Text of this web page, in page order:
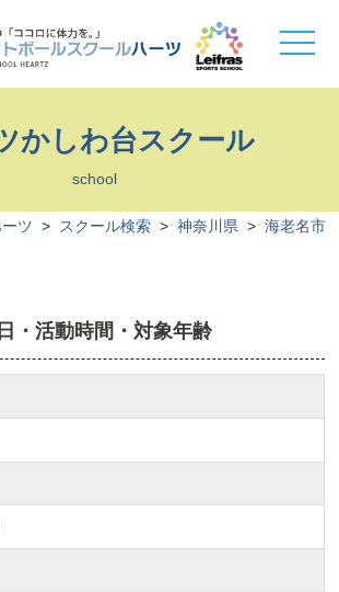
toggle
かしわ台スクール
school
ツ > スクール検索 > 神奈川県 > 海老名市
・活動時間・対象年齢